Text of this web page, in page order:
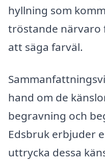
hyllning som
tröstande närvaro
att säga farväl.
hand om de
begravning och
Edsbruk erbjuder
uttrycka dessa